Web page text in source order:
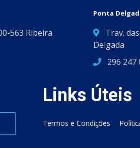
563 Ribeira
Ponta
Trav.
Delgada
296 247
Links Úteis
Termos e Condições